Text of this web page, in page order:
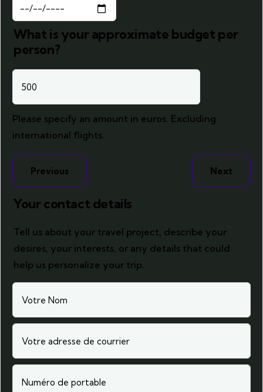
What is your approximate budget per
person?
Please specify an amount in euros. Excluding
international flights.
Previous Next
Your contact details
Tell us about your travel project, describe your
desires, your interests, or any details that could
help us personalize your trip.